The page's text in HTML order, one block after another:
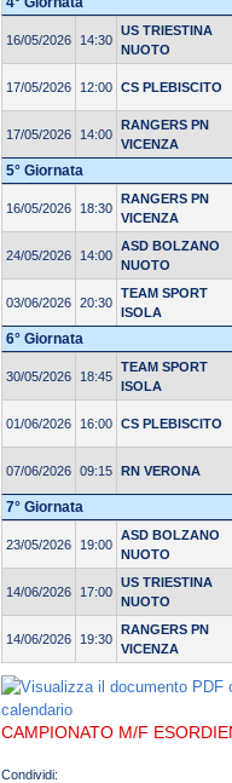
16/05/2026 14:30
US TRIESTINA
NUOTO
17/05/2026 12:00 CS PLEBISCITO
17/05/2026 14:00
RANGERS PN
VICENZA
5° Giornata
16/05/2026 18:30
RANGERS PN
VICENZA
24/05/2026 14:00
ASD BOLZANO
NUOTO
03/06/2026 20:30
TEAM SPORT
ISOLA
6° Giornata
30/05/2026 18:45
TEAM SPORT
ISOLA
01/06/2026 16:00 CS PLEBISCITO
07/06/2026 09:15 RN VERONA
7° Giornata
23/05/2026 19:00
ASD BOLZANO
NUOTO
14/06/2026 17:00
US TRIESTINA
NUOTO
14/06/2026 19:30
RANGERS PN
VICENZA
CAMPIONATO M/F